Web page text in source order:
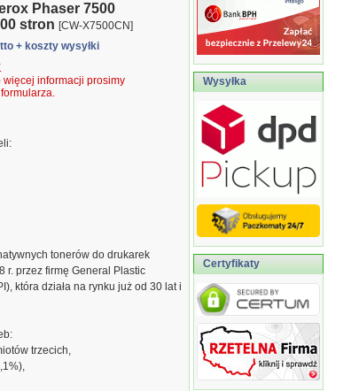
Phaser 7500
stron [CW-X7500CN]
+ koszty wysyłki
więcej informacji prosimy
tonerów do drukarek
r. przez firmę General Plastic
która działa na rynku już od 30 lat i
trzecich,
Wysyłka
Certyfikaty